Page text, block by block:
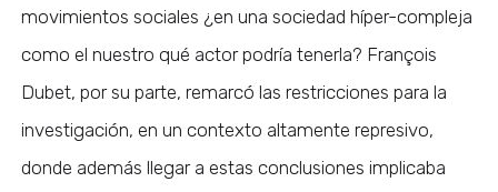
movimientos sociales ¿en una sociedad híper-compleja
como el nuestro qué actor podría tenerla? François
Dubet, por su parte, remarcó las restricciones para la
investigación, en un contexto altamente represivo,
donde además llegar a estas conclusiones implicaba